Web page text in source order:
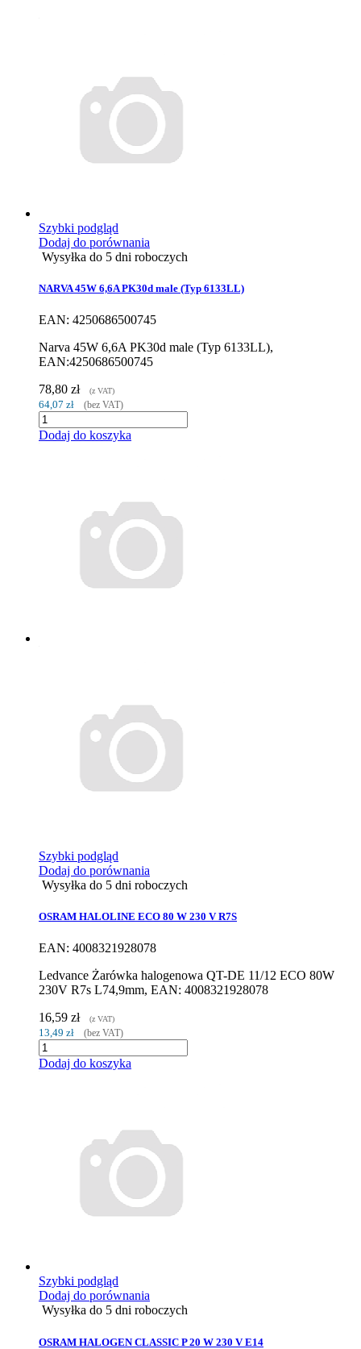
Szybki podgląd
Dodaj do porównania
Wysyłka do 5 dni roboczych
NARVA 45W 6,6A PK30d male (Typ 6133LL)
EAN: 4250686500745
Narva 45W 6,6A PK30d male (Typ 6133LL),
EAN:4250686500745
78,80 zł
(z VAT)
64,07 zł (bez VAT)
Dodaj do koszyka
Szybki podgląd
Dodaj do porównania
Wysyłka do 5 dni roboczych
OSRAM HALOLINE ECO 80 W 230 V R7S
EAN: 4008321928078
Ledvance Żarówka halogenowa QT-DE 11/12 ECO 80W
230V R7s L74,9mm, EAN: 4008321928078
16,59 zł
(z VAT)
13,49 zł (bez VAT)
Dodaj do koszyka
Szybki podgląd
Dodaj do porównania
Wysyłka do 5 dni roboczych
OSRAM HALOGEN CLASSIC P 20 W 230 V E14